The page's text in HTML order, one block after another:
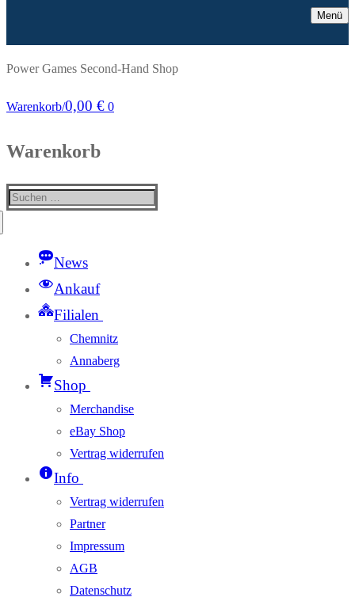
Menü
Power Games Second-Hand Shop
Warenkorb/0,00 € 0
Warenkorb
Suchen
News
Ankauf
Filialen
Chemnitz
Annaberg
Shop
Merchandise
eBay Shop
Vertrag widerrufen
Info
Vertrag widerrufen
Partner
Impressum
AGB
Datenschutz